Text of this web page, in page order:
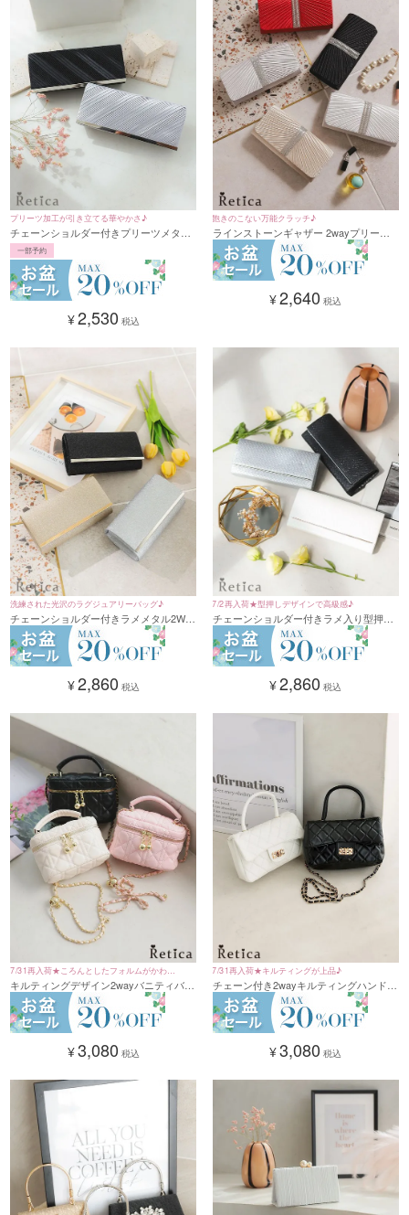
プリーツ加工が引き立てる華やかさ♪
チェーンショルダー付きプリーツメタル
2Wayバッグ (シルバー/ブラック)
一部予約
¥2,530 税込
飽きのこない万能クラッチ♪
ラインストーンギャザー 2wayプリーツ
クラッチバッグ(ベージュ/シルバー/ブラ
ック/ホワイト/レッド)
¥2,640 税込
洗練された光沢のラグジュアリーバッグ♪
チェーンショルダー付きラメメタル2Way
バッグ(シルバー/ゴールド/ブラック)
¥2,860 税込
7/2再入荷★型押しデザインで高級感♪
チェーンショルダー付きラメ入り型押し
デザインクラッチ2Wayバッグ(ホワイト/
シルバー/ブラック)
¥2,860 税込
7/31再入荷★ころんとしたフォルムがかわい
い♡
キルティングデザイン2wayバニティバッ
グ(ブラック/クリーム/ピンク)
¥3,080 税込
7/31再入荷★キルティングが上品♪
チェーン付き2wayキルティングハンドバ
ッグ(ブラック/ホワイト)
¥3,080 税込